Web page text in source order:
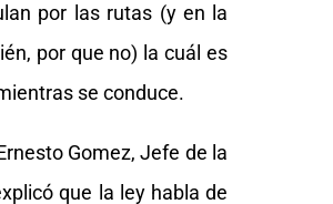
por las rutas (y en la
por que no) la cuál es
se conduce.
Gomez, Jefe de la
que la ley habla de